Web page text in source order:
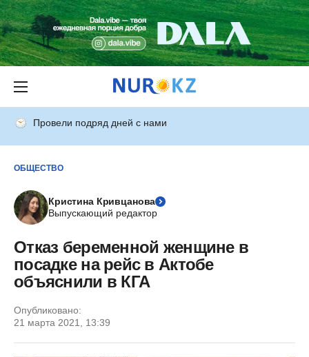
Провели подряд дней с нами
ОБЩЕСТВО
Кристина Кривцанова
Выпускающий редактор
Отказ беременной женщине в
посадке на рейс в Актобе
объяснили в КГА
Опубликовано:
21 марта 2021, 13:39